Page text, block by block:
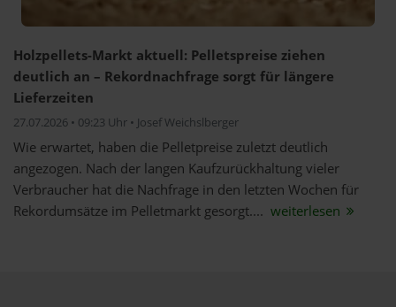
Holzpellets-Markt aktuell: Pelletspreise ziehen
deutlich an – Rekordnachfrage sorgt für längere
Lieferzeiten
27.07.2026 • 09:23 Uhr • Josef Weichslberger
Wie erwartet, haben die Pelletpreise zuletzt deutlich
angezogen. Nach der langen Kaufzurückhaltung vieler
Verbraucher hat die Nachfrage in den letzten Wochen für
Rekordumsätze im Pelletmarkt gesorgt.... weiterlesen